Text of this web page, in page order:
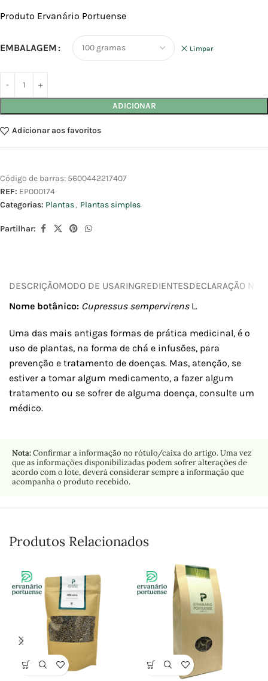
Produto Ervanário Portuense
EMBALAGEM Limpar
ADICIONAR
Adicionar aos favoritos
Código de barras: 5600442217407
REF: EP000174
Categorias: Plantas, Plantas simples
Partilhar:
DESCRIÇÃOMODO DE USARINGREDIENTESDECLARAÇÃO
Nome botânico: Cupressus sempervirens L.
Uma das mais antigas formas de prática medicinal, é o
uso de plantas, na forma de chá e infusões, para
prevenção e tratamento de doenças. Mas, atenção, se
estiver a tomar algum medicamento, a fazer algum
tratamento ou se sofrer de alguma doença, consulte um
médico.
Nota:Confirmar a informação no rótulo/caixa do artigo. Uma vez
que as informações disponibilizadas podem sofrer alterações de
acordo com o lote, deverá considerar sempre a informação que
acompanha o produto recebido.
Produtos Relacionados